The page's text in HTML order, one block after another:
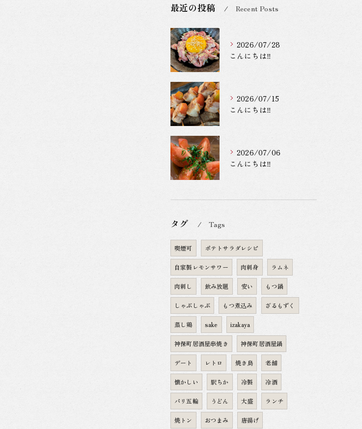
最近の投稿 Recent Posts
2026/07/28
こんにちは‼️
2026/07/15
こんにちは‼️
2026/07/06
こんにちは‼️
タグ Tags
喫煙可 ポテトサラダレシピ
自家製レモンサワー 肉刺身 ラムネ
肉刺し 飲み放題 安い もつ鍋
しゃぶしゃぶ もつ煮込み ざるもずく
蒸し鶏 sake izakaya
神保町居酒屋串焼き 神保町居酒屋鍋
デート レトロ 焼き鳥 老舗
懐かしい 駅ちか 冷製 冷酒
パリ五輪 うどん 大盛 ランチ
焼トン おつまみ 唐揚げ